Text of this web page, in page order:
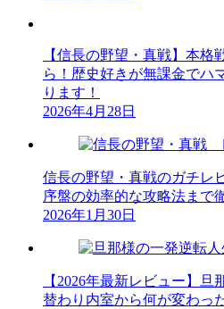
【信長の野望・真戦】本格
ら！歴史好きが無課金でハ
ります！
2026年4月28日
信長の野望・真戦のガチレ
序盤の効率的な攻略法まで
2026年1月30日
【2026年最新レビュー】旦
替わり内室から何が変わっ